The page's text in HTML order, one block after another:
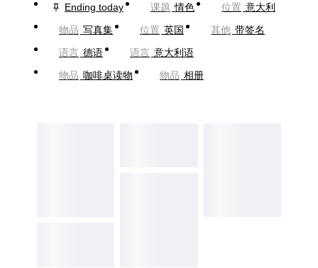
Ending today
课题 情色 位置 意大利
物品 写真集 位置 英国 其他 带签名
语言 德语 语言 意大利语
物品 咖啡桌读物 物品 相册